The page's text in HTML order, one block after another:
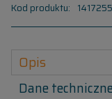
Kod produktu: 1417255
Opis
Dane techniczne